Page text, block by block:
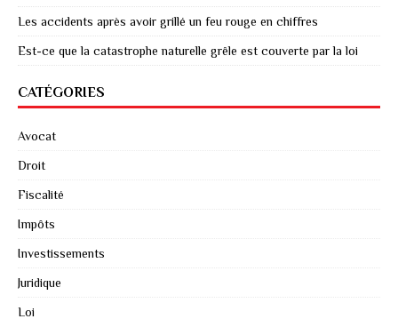
Les accidents après avoir grillé un feu rouge en chiffres
Est-ce que la catastrophe naturelle grêle est couverte par la loi
CATÉGORIES
Avocat
Droit
Fiscalité
Impôts
Investissements
Juridique
Loi